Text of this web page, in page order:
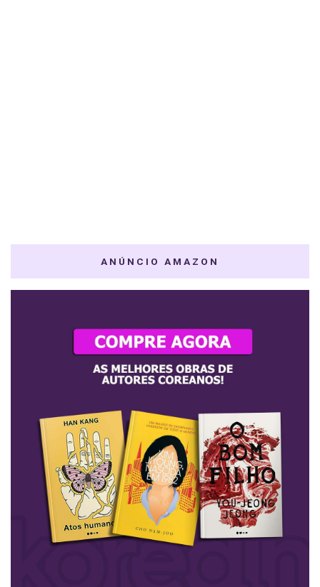
ANÚNCIO AMAZON